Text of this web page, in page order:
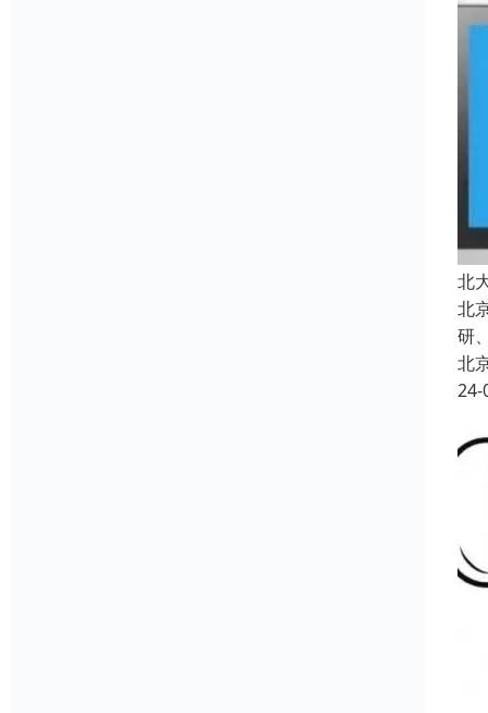
北
北
研
北
24-